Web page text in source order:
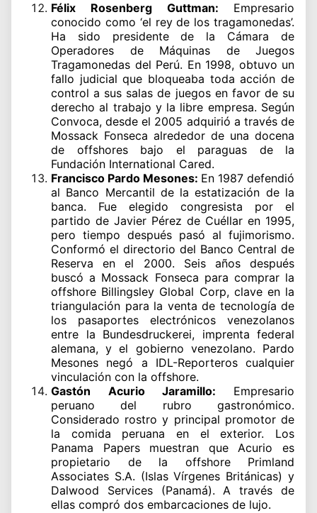
Félix Rosenberg Guttman: Empresario
conocido como ‘el rey de los tragamonedas’.
Ha sido presidente de la Cámara de
Operadores de Máquinas de Juegos
Tragamonedas del Perú. En 1998, obtuvo un
fallo judicial que bloqueaba toda acción de
control a sus salas de juegos en favor de su
derecho al trabajo y la libre empresa. Según
Convoca, desde el 2005 adquirió a través de
Mossack Fonseca alrededor de una docena
de offshores bajo el paraguas de la
Fundación International Cared.
Francisco Pardo Mesones: En 1987 defendió
al Banco Mercantil de la estatización de la
banca. Fue elegido congresista por el
partido de Javier Pérez de Cuéllar en 1995,
pero tiempo después pasó al fujimorismo.
Conformó el directorio del Banco Central de
Reserva en el 2000. Seis años después
buscó a Mossack Fonseca para comprar la
offshore Billingsley Global Corp, clave en la
triangulación para la venta de tecnología de
los pasaportes electrónicos venezolanos
entre la Bundesdruckerei, imprenta federal
alemana, y el gobierno venezolano. Pardo
Mesones negó a IDL-Reporteros cualquier
vinculación con la offshore.
Gastón Acurio Jaramillo: Empresario
peruano del rubro gastronómico.
Considerado rostro y principal promotor de
la comida peruana en el exterior. Los
Panama Papers muestran que Acurio es
propietario de la offshore Primland
Associates S.A. (Islas Vírgenes Británicas) y
Dalwood Services (Panamá). A través de
ellas compró dos embarcaciones de lujo.